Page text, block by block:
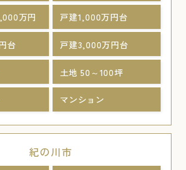
万円 戸建1,000万円台
台 戸建3,000万円台
土地 50～100坪
マンション
紀の川市